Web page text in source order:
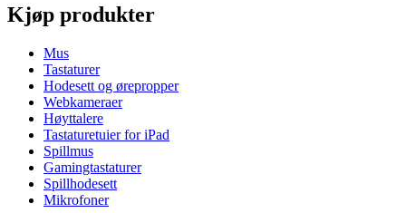
Kjøp produkter
Mus
Tastaturer
Hodesett og ørepropper
Webkameraer
Høyttalere
Tastaturetuier for iPad
Spillmus
Gamingtastaturer
Spillhodesett
Mikrofoner